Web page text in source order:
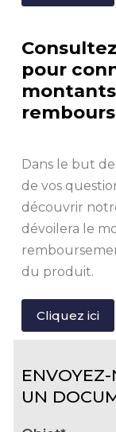
pour
Dans le but
de vos
découvrir
dévoilera le
du produit.
Cliquez ici
UN